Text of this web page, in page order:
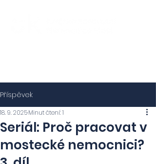
Příspěvek
Seriál: Proč pracovat v
mostecké nemocnici?
18. 9. 2025Minut čtení: 1